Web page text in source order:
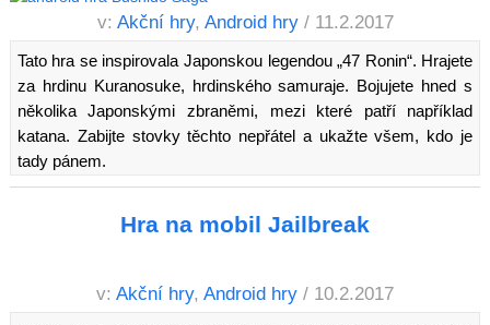
v: Akční hry, Android hry / 11.2.2017
Tato hra se inspirovala Japonskou legendou „47 Ronin“. Hrajete
za hrdinu Kuranosuke, hrdinského samuraje. Bojujete hned s
několika Japonskými zbraněmi, mezi které patří například
katana. Zabijte stovky těchto nepřátel a ukažte všem, kdo je
tady pánem.
Hra na mobil Jailbreak
v: Akční hry, Android hry / 10.2.2017